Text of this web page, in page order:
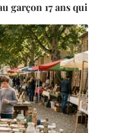
garçon 17 ans qui